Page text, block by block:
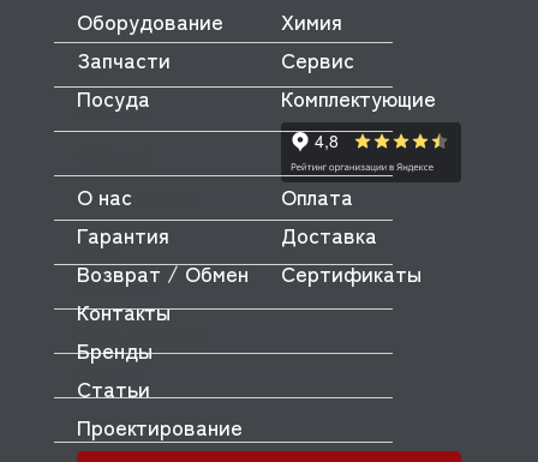
MIWE
MKN
MODULAR
MONDIAL FORNI
MONO
MONOLITH
MORETTI
MORICE
Оборудование
Запчасти
Посуда
Химия
Сервис
Комплектующие
О нас
Оплата
Гарантия
Доставка
Возврат / Обмен
Сертификаты
Контакты
Бренды
Статьи
Проектирование